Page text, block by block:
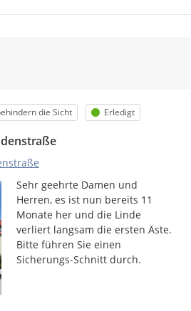
die Sicht Status
Erledigt
Sehr geehrte Damen und
Herren, es ist nun bereits 11
Monate her und die Linde
verliert langsam die ersten Äste.
Bitte führen Sie einen
Sicherungs-Schnitt durch.